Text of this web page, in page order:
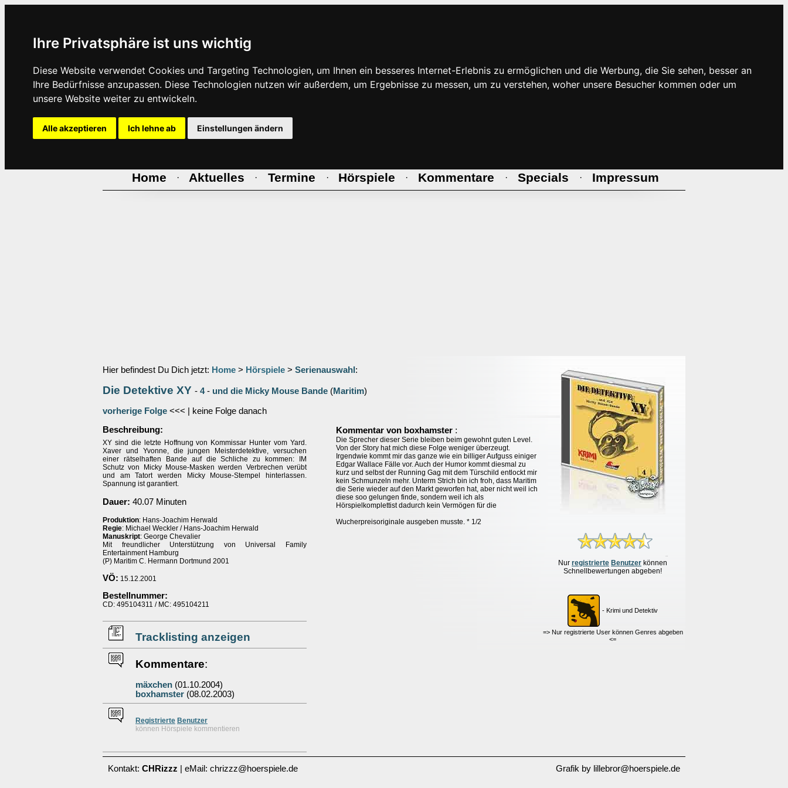
Ihre Privatsphäre ist uns wichtig
Diese Website verwendet Cookies und Targeting Technologien, um Ihnen ein besseres Internet-Erlebnis zu ermöglichen und die Werbung, die Sie sehen, besser an
Ihre Bedürfnisse anzupassen. Diese Technologien nutzen wir außerdem, um Ergebnisse zu messen, um zu verstehen, woher unsere Besucher kommen oder um
unsere Website weiter zu entwickeln.
Alle akzeptieren Ich lehne ab Einstellungen ändern
Home · Aktuelles · Termine · Hörspiele · Kommentare · Specials · Impressum
Hier befindest Du Dich jetzt: Home > Hörspiele > Serienauswahl :
Die Detektive XY - 4- und die Micky Mouse Bande (Maritim)
vorherige Folge <<< | keine Folge danach
Nur registrierte Benutzer können
Schnellbewertungen abgeben!
- Krimi und Detektiv
=> Nur registrierte User können Genres abgeben
<=
Beschreibung:
XY sind die letzte Hoffnung von Kommissar Hunter vom Yard.
Xaver und Yvonne, die jungen Meisterdetektive, versuchen
einer rätselhaften Bande auf die Schliche zu kommen: IM
Schutz von Micky Mouse-Masken werden Verbrechen verübt
und am Tatort werden Micky Mouse-Stempel hinterlassen.
Spannung ist garantiert.
Dauer: 40.07 Minuten
Produktion: Hans-Joachim Herwald
Regie: Michael Weckler / Hans-Joachim Herwald
Manuskript: George Chevalier
Mit freundlicher Unterstützung von Universal Family
Entertainment Hamburg
(P) Maritim C. Hermann Dortmund 2001
VÖ: 15.12.2001
Bestellnummer:
CD: 495104311 / MC: 495104211
Tracklisting anzeigen
Kommentare:
mäxchen (01.10.2004)
boxhamster (08.02.2003)
Registrierte Benutzer
können Hörspiele kommentieren
Kommentar von boxhamster :
Die Sprecher dieser Serie bleiben beim gewohnt guten Level.
Von der Story hat mich diese Folge weniger überzeugt.
Irgendwie kommt mir das ganze wie ein billiger Aufguss einiger
Edgar Wallace Fälle vor. Auch der Humor kommt diesmal zu
kurz und selbst der Running Gag mit dem Türschild entlockt mir
kein Schmunzeln mehr. Unterm Strich bin ich froh, dass Maritim
die Serie wieder auf den Markt geworfen hat, aber nicht weil ich
diese soo gelungen finde, sondern weil ich als
Hörspielkomplettist dadurch kein Vermögen für die
Wucherpreisoriginale ausgeben musste. * 1/2
Kontakt: CHRizzz | eMail: chrizzz@hoerspiele.de Grafik by lillebror@hoerspiele.de